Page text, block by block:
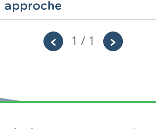
approche
1 / 1